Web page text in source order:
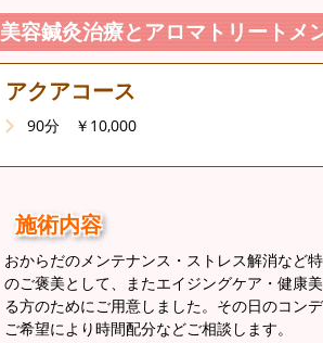
美容鍼灸治療とアロマトリートメ
アクアコース
90分 ￥10,000
施術内容
おからだのメンテナンス・ストレス解消など
のご褒美として、またエイジングケア・健康
る方のためにご用意しました。その日のコン
ご希望により時間配分などご相談します。